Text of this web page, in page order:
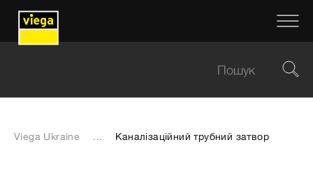
Viega Ukraine ... Каналізаційний трубний затвор